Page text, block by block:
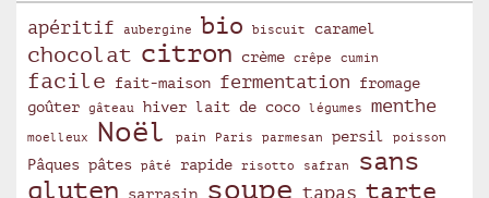
apéritif aubergine bio biscuit caramel
chocolat citron crème crêpe cumin
facile fait-maison fermentation
fromage
goûter
gâteau hiver lait de coco légumes menthe
moelleux Noël pain Paris parmesan persil poisson
Pâques pâtes pâté rapide risotto safran
sans
gluten
sarrasin soupe tapas tarte